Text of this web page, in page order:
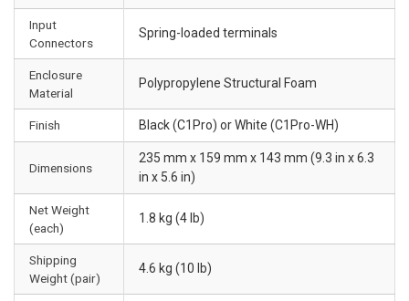
Input
Connectors
Spring-loaded terminals
Enclosure
Material
Polypropylene Structural Foam
Finish Black (C1Pro) or White (C1Pro-WH)
Dimensions
235 mm x 159 mm x 143 mm (9.3 in x 6.3
in x 5.6 in)
Net Weight
(each)
1.8 kg (4 lb)
Shipping
Weight (pair)
4.6 kg (10 lb)